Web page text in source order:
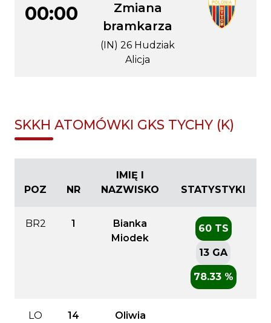
00:00
Zmiana
bramkarza
(IN) 26 Hudziak
Alicja
SKKH ATOMÓWKI GKS TYCHY (K)
POZ NR
IMIĘ I
NAZWISKO
STATYSTYKI
BR2 1
Bianka
Miodek
60 TS
13 GA
78.33 %
LO 14
Oliwia